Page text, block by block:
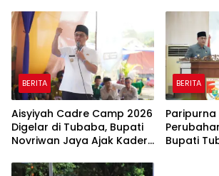
BERITA
Aisyiyah Cadre Camp 2026
Digelar di Tubaba, Bupati
Novriwan Jaya Ajak Kader
Pembangunan
BERITA
Paripurna
Bupati